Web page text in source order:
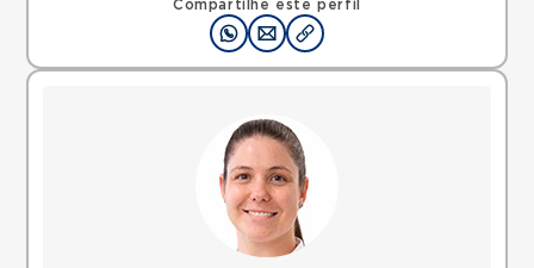
Compartilhe este perfil